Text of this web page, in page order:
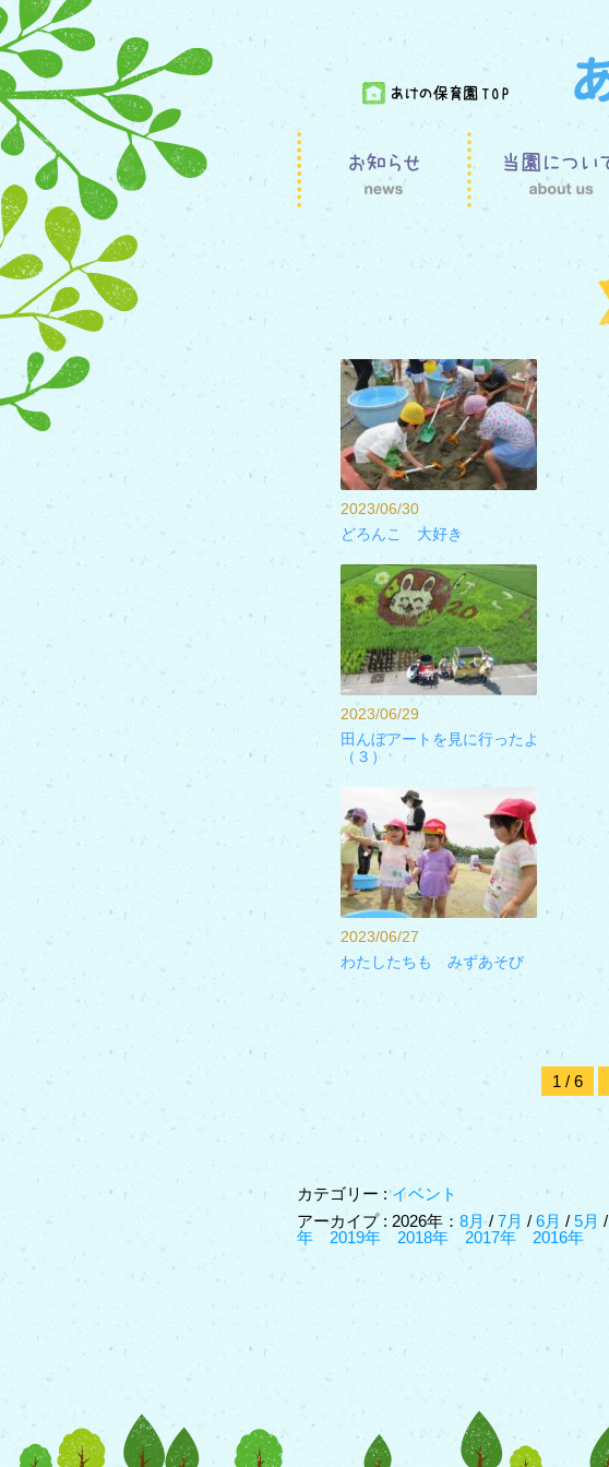
2023/06/30
どろんこ 大好き
2023/06/29
田んぼアートを見に行ったよ
（３）
2023/06/27
わたしたちも みずあそび
1 / 6
カテゴリー :イベント
アーカイプ : 2026年： 8月 / 7月 / 6月 / 5月 /
年
2019年 2018年 2017年 2016年